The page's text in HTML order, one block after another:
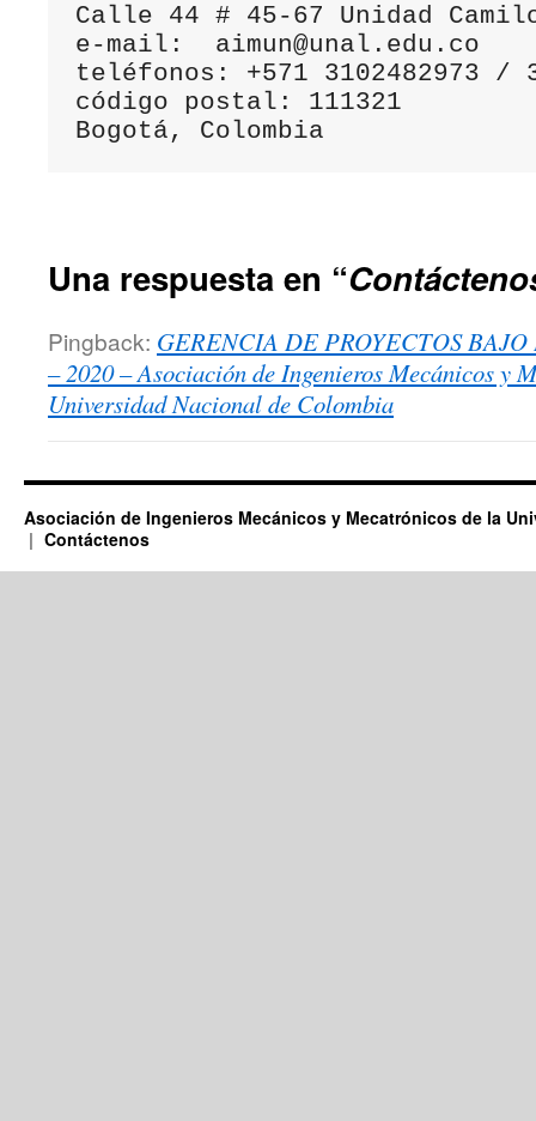
Calle 44 # 45-67 Unidad
e-mail:  aimun@unal.edu.co
teléfonos: +571 3102482973 /
código postal: 111321
Bogotá, Colombia
Una respuesta en “
Pingback: GERENCIA DE PROYECTOS
– 2020 – Asociación de Ingenieros Mecánicos y
Universidad Nacional de Colombia
Asociación de Ingenieros Mecánicos y Mecatrónicos de la
Contáctenos